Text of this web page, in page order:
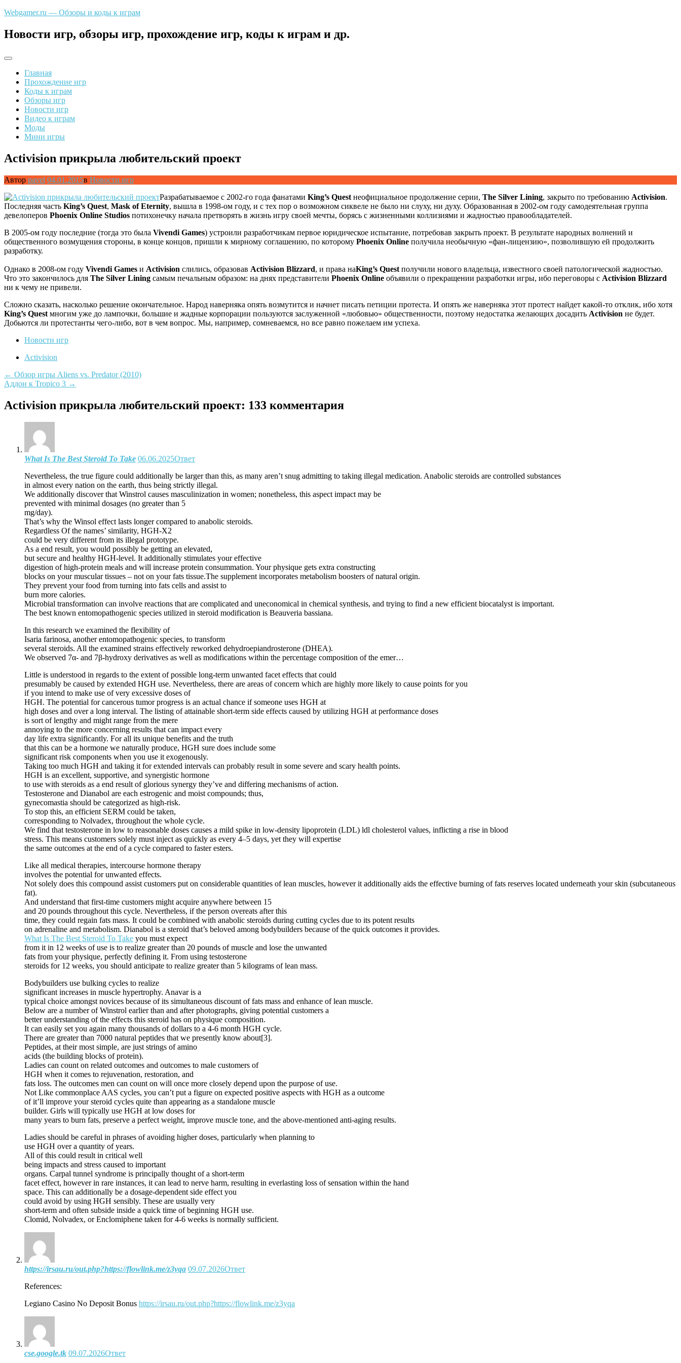
Перейти
содержимому
Webgamer.ru — Обзоры и коды к играм
Новости игр, обзоры игр, прохождение игр, коды к играм и др.
Главная
Прохождение игр
Коды к играм
Обзоры игр
Новости игр
Видео к играм
Моды
Мини игры
Activision прикрыла любительский проект
Автор pavel 04.01.2015в Новости игр
Разрабатываемое с 2002-го года фанатами King’s Quest неофициальное продолжение серии, The Silver Lining, закрыто по требованию Activision.
Последняя часть King’s Quest, Mask of Eternity, вышла в 1998-ом году, и с тех пор о возможном сиквеле не было ни слуху, ни духу. Образованная в 2002-ом году самодеятельная группа
девелоперов Phoenix Online Studios потихонечку начала претворять в жизнь игру своей мечты, борясь с жизненными коллизиями и жадностью правообладателей.
В 2005-ом году последние (тогда это была Vivendi Games) устроили разработчикам первое юридическое испытание, потребовав закрыть проект. В результате народных волнений и
общественного возмущения стороны, в конце концов, пришли к мирному соглашению, по которому Phoenix Online получила необычную «фан-лицензию», позволившую ей продолжить
разработку.
Однако в 2008-ом году Vivendi Games и Activision слились, образовав Activision Blizzard, и права наKing’s Quest получили нового владельца, известного своей патологической жадностью.
Что это закончилось для The Silver Lining самым печальным образом: на днях представители Phoenix Online объявили о прекращении разработки игры, ибо переговоры с Activision Blizzard
ни к чему не привели.
Сложно сказать, насколько решение окончательное. Народ наверняка опять возмутится и начнет писать петиции протеста. И опять же наверняка этот протест найдет какой-то отклик, ибо хотя
King’s Quest многим уже до лампочки, большие и жадные корпорации пользуются заслуженной «любовью» общественности, поэтому недостатка желающих досадить Activision не будет.
Добьются ли протестанты чего-либо, вот в чем вопрос. Мы, например, сомневаемся, но все равно пожелаем им успеха.
Новости игр
Activision
Навигация
по
← Обзор игры Aliens vs. Predator (2010)
Аддон к Tropico 3 →
Activision прикрыла любительский проект: 133 комментария
What Is The Best Steroid To Take 06.06.2025Ответ
Nevertheless, the true figure could additionally be larger than this, as many aren’t snug admitting to taking illegal medication. Anabolic steroids are controlled substances
in almost every nation on the earth, thus being strictly illegal.
We additionally discover that Winstrol causes masculinization in women; nonetheless, this aspect impact may be
prevented with minimal dosages (no greater than 5
mg/day).
That’s why the Winsol effect lasts longer compared to anabolic steroids.
Regardless Of the names’ similarity, HGH-X2
could be very different from its illegal prototype.
As a end result, you would possibly be getting an elevated,
but secure and healthy HGH-level. It additionally stimulates your effective
digestion of high-protein meals and will increase protein consummation. Your physique gets extra constructing
blocks on your muscular tissues – not on your fats tissue.The supplement incorporates metabolism boosters of natural origin.
They prevent your food from turning into fats cells and assist to
burn more calories.
Microbial transformation can involve reactions that are complicated and uneconomical in chemical synthesis, and trying to find a new efficient biocatalyst is important.
The best known entomopathogenic species utilized in steroid modification is Beauveria bassiana.
In this research we examined the flexibility of
Isaria farinosa, another entomopathogenic species, to transform
several steroids. All the examined strains effectively reworked dehydroepiandrosterone (DHEA).
We observed 7α- and 7β-hydroxy derivatives as well as modifications within the percentage composition of the emer…
Little is understood in regards to the extent of possible long-term unwanted facet effects that could
presumably be caused by extended HGH use. Nevertheless, there are areas of concern which are highly more likely to cause points for you
if you intend to make use of very excessive doses of
HGH. The potential for cancerous tumor progress is an actual chance if someone uses HGH at
high doses and over a long interval. The listing of attainable short-term side effects caused by utilizing HGH at performance doses
is sort of lengthy and might range from the mere
annoying to the more concerning results that can impact every
day life extra significantly. For all its unique benefits and the truth
that this can be a hormone we naturally produce, HGH sure does include some
significant risk components when you use it exogenously.
Taking too much HGH and taking it for extended intervals can probably result in some severe and scary health points.
HGH is an excellent, supportive, and synergistic hormone
to use with steroids as a end result of glorious synergy they’ve and differing mechanisms of action.
Testosterone and Dianabol are each estrogenic and moist compounds; thus,
gynecomastia should be categorized as high-risk.
To stop this, an efficient SERM could be taken,
corresponding to Nolvadex, throughout the whole cycle.
We find that testosterone in low to reasonable doses causes a mild spike in low-density lipoprotein (LDL) ldl cholesterol values, inflicting a rise in blood
stress. This means customers solely must inject as quickly as every 4–5 days, yet they will expertise
the same outcomes at the end of a cycle compared to faster esters.
Like all medical therapies, intercourse hormone therapy
involves the potential for unwanted effects.
Not solely does this compound assist customers put on considerable quantities of lean muscles, however it additionally aids the effective burning of fats reserves located underneath your skin (subcutaneous
fat).
And understand that first-time customers might acquire anywhere between 15
and 20 pounds throughout this cycle. Nevertheless, if the person overeats after this
time, they could regain fats mass. It could be combined with anabolic steroids during cutting cycles due to its potent results
on adrenaline and metabolism. Dianabol is a steroid that’s beloved among bodybuilders because of the quick outcomes it provides.
What Is The Best Steroid To Take you must expect
from it in 12 weeks of use is to realize greater than 20 pounds of muscle and lose the unwanted
fats from your physique, perfectly defining it. From using testosterone
steroids for 12 weeks, you should anticipate to realize greater than 5 kilograms of lean mass.
Bodybuilders use bulking cycles to realize
significant increases in muscle hypertrophy. Anavar is a
typical choice amongst novices because of its simultaneous discount of fats mass and enhance of lean muscle.
Below are a number of Winstrol earlier than and after photographs, giving potential customers a
better understanding of the effects this steroid has on physique composition.
It can easily set you again many thousands of dollars to a 4-6 month HGH cycle.
There are greater than 7000 natural peptides that we presently know about[3].
Peptides, at their most simple, are just strings of amino
acids (the building blocks of protein).
Ladies can count on related outcomes and outcomes to male customers of
HGH when it comes to rejuvenation, restoration, and
fats loss. The outcomes men can count on will once more closely depend upon the purpose of use.
Not Like commonplace AAS cycles, you can’t put a figure on expected positive aspects with HGH as a outcome
of it’ll improve your steroid cycles quite than appearing as a standalone muscle
builder. Girls will typically use HGH at low doses for
many years to burn fats, preserve a perfect weight, improve muscle tone, and the above-mentioned anti-aging results.
Ladies should be careful in phrases of avoiding higher doses, particularly when planning to
use HGH over a quantity of years.
All of this could result in critical well
being impacts and stress caused to important
organs. Carpal tunnel syndrome is principally thought of a short-term
facet effect, however in rare instances, it can lead to nerve harm, resulting in everlasting loss of sensation within the hand
space. This can additionally be a dosage-dependent side effect you
could avoid by using HGH sensibly. These are usually very
short-term and often subside inside a quick time of beginning HGH use.
Clomid, Nolvadex, or Enclomiphene taken for 4-6 weeks is normally sufficient.
https://irsau.ru/out.php?https://flowlink.me/z3yqa 09.07.2026Ответ
References:
Legiano Casino No Deposit Bonus https://irsau.ru/out.php?https://flowlink.me/z3yqa
cse.google.tk 09.07.2026Ответ